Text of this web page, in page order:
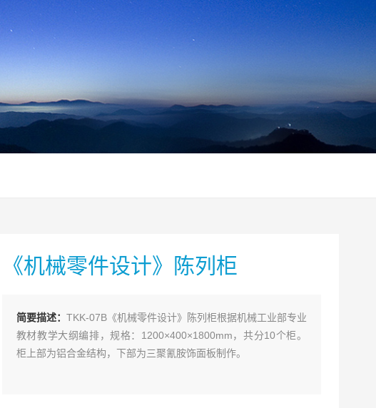
《机械零件设计》陈列柜
简要描述： TKK-07B《机械零件设计》陈列柜根据机械工业部专业
教材教学大纲编排，规格：1200×400×1800mm，共分10个柜。
柜上部为铝合金结构，下部为三聚氰胺饰面板制作。